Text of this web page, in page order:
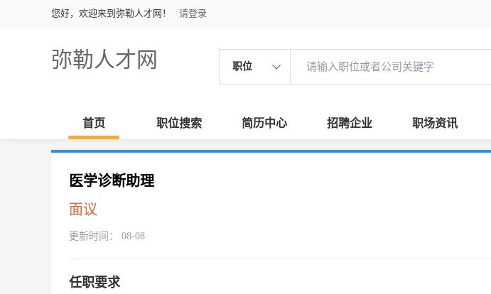
您好，欢迎来到弥勒人才网！ 请登录
弥勒人才网 职位
首页 职位搜索 简历中心 招聘企业 职场资讯
医学诊断助理
面议
更新时间： 08-08
任职要求